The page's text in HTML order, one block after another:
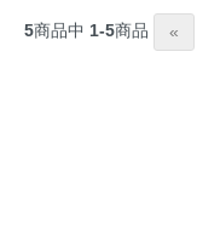
5商品中 1-5商品 «